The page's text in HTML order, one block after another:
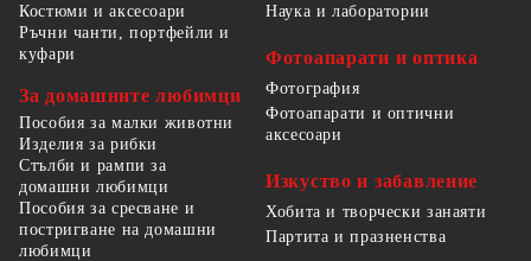
Костюми и аксесоари
Ръчни чанти, портфейли и
куфари
За домашните любимци
Пособия за малки животни
Изделия за рибки
Стълби и рампи за
домашни любимци
Пособия за сресване и
постригване на домашни
любимци
Наука и лаборатории
Фотоапарати и оптика
Фотография
Фотоапарати и оптични
аксесоари
Изкуство и забавление
Хобита и творчески занаяти
Партита и празненства